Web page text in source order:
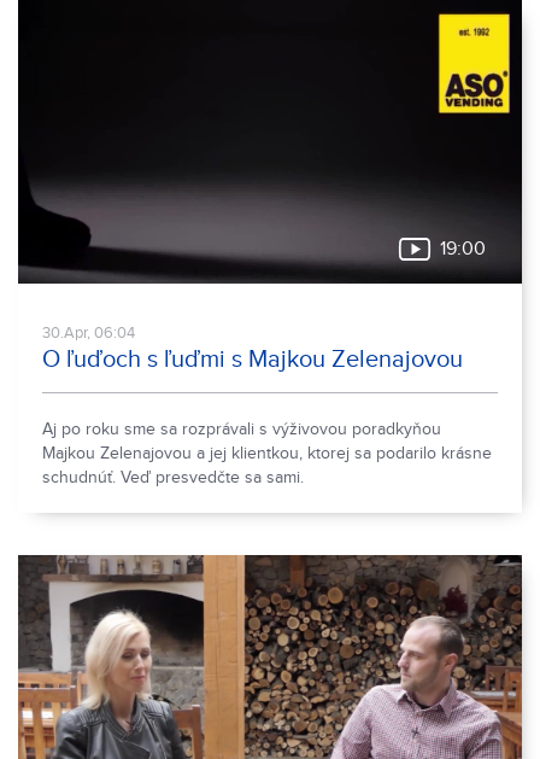
19:00
30.Apr, 06:04
O ľuďoch s ľuďmi s Majkou Zelenajovou
Aj po roku sme sa rozprávali s výživovou poradkyňou
Majkou Zelenajovou a jej klientkou, ktorej sa podarilo krásne
schudnúť. Veď presvedčte sa sami.